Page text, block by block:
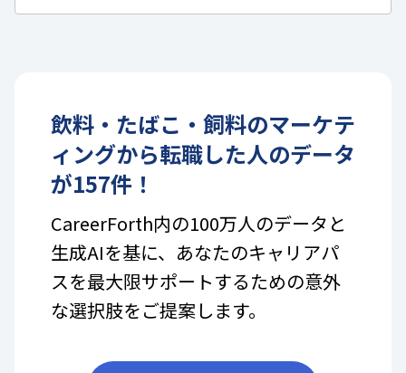
飲料・たばこ・飼料のマーケテ
ィングから転職した人のデータ
が157件！
CareerForth内の100万人のデータと
生成AIを基に、あなたのキャリアパ
スを最大限サポートするための意外
な選択肢をご提案します。